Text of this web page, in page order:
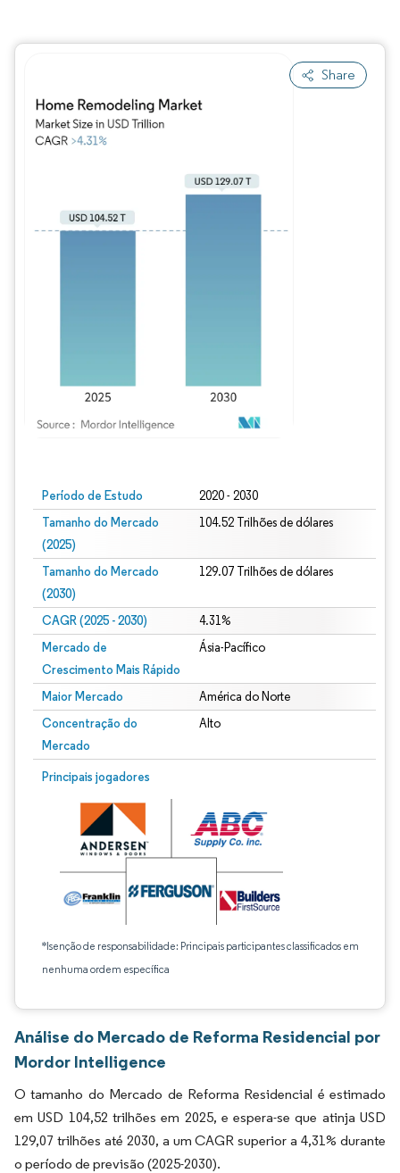
Share
Período de Estudo 2020 - 2030
Tamanho do Mercado
(2025)
104.52 Trilhões de dólares
Tamanho do Mercado
(2030)
129.07 Trilhões de dólares
CAGR (2025 - 2030) 4.31%
Mercado de
Crescimento Mais Rápido
Ásia-Pacífico
Maior Mercado América do Norte
Concentração do
Mercado
Alto
Principais jogadores
*Isenção de responsabilidade: Principais participantes classificados em
nenhuma ordem específica
Análise do Mercado de Reforma Residencial por
Mordor Intelligence
O tamanho do Mercado de Reforma Residencial é estimado
em USD 104,52 trilhões em 2025, e espera-se que atinja USD
129,07 trilhões até 2030, a um CAGR superior a 4,31% durante
o período de previsão (2025-2030).